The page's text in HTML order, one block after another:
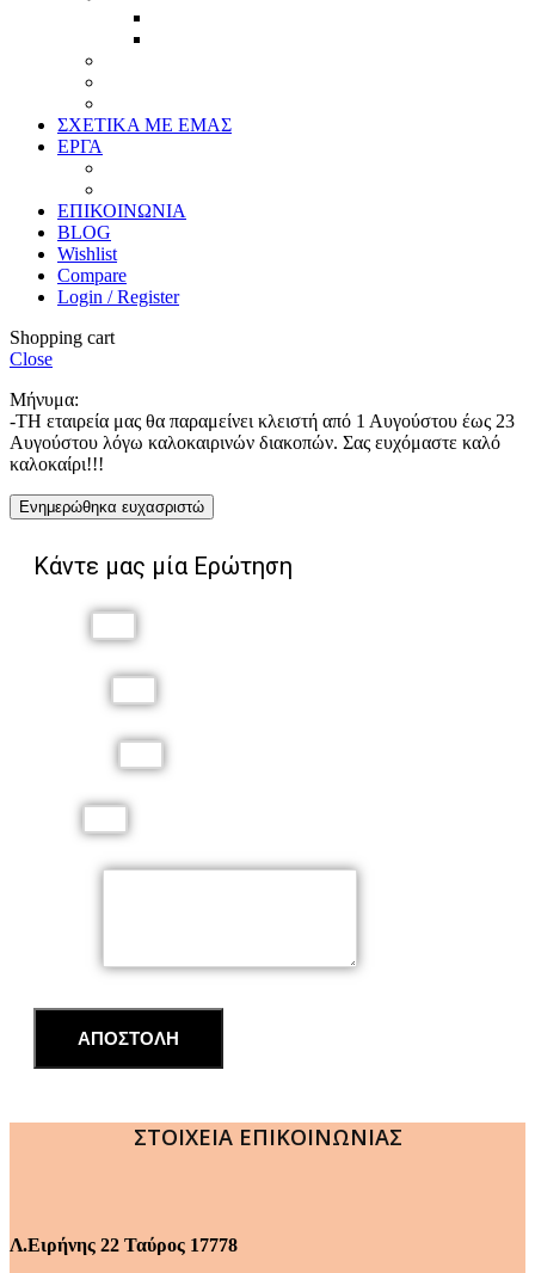
ΣΧΕΤΙΚΑ ΜΕ ΕΜΑΣ
ΕΡΓΑ
ΕΠΙΚΟΙΝΩΝΙΑ
BLOG
Wishlist
Compare
Login / Register
Shopping cart
Close
Μήνυμα:
-ΤΗ εταιρεία μας θα παραμείνει κλειστή από 1 Αυγούστου έως 23
Αυγούστου λόγω καλοκαιρινών διακοπών. Σας ευχόμαστε καλό
καλοκαίρι!!!
Ενημερώθηκα ευχασριστώ
Κάντε μας μία Ερώτηση
ΑΠΟΣΤΟΛΗ
ΣΤΟΙΧΕΙΑ ΕΠΙΚΟΙΝΩΝΙΑΣ
Λ.Ειρήνης 22 Ταύρος 17778